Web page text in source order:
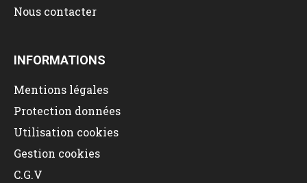
Nous contacter
INFORMATIONS
Mentions légales
Protection données
Utilisation cookies
Gestion cookies
C.G.V